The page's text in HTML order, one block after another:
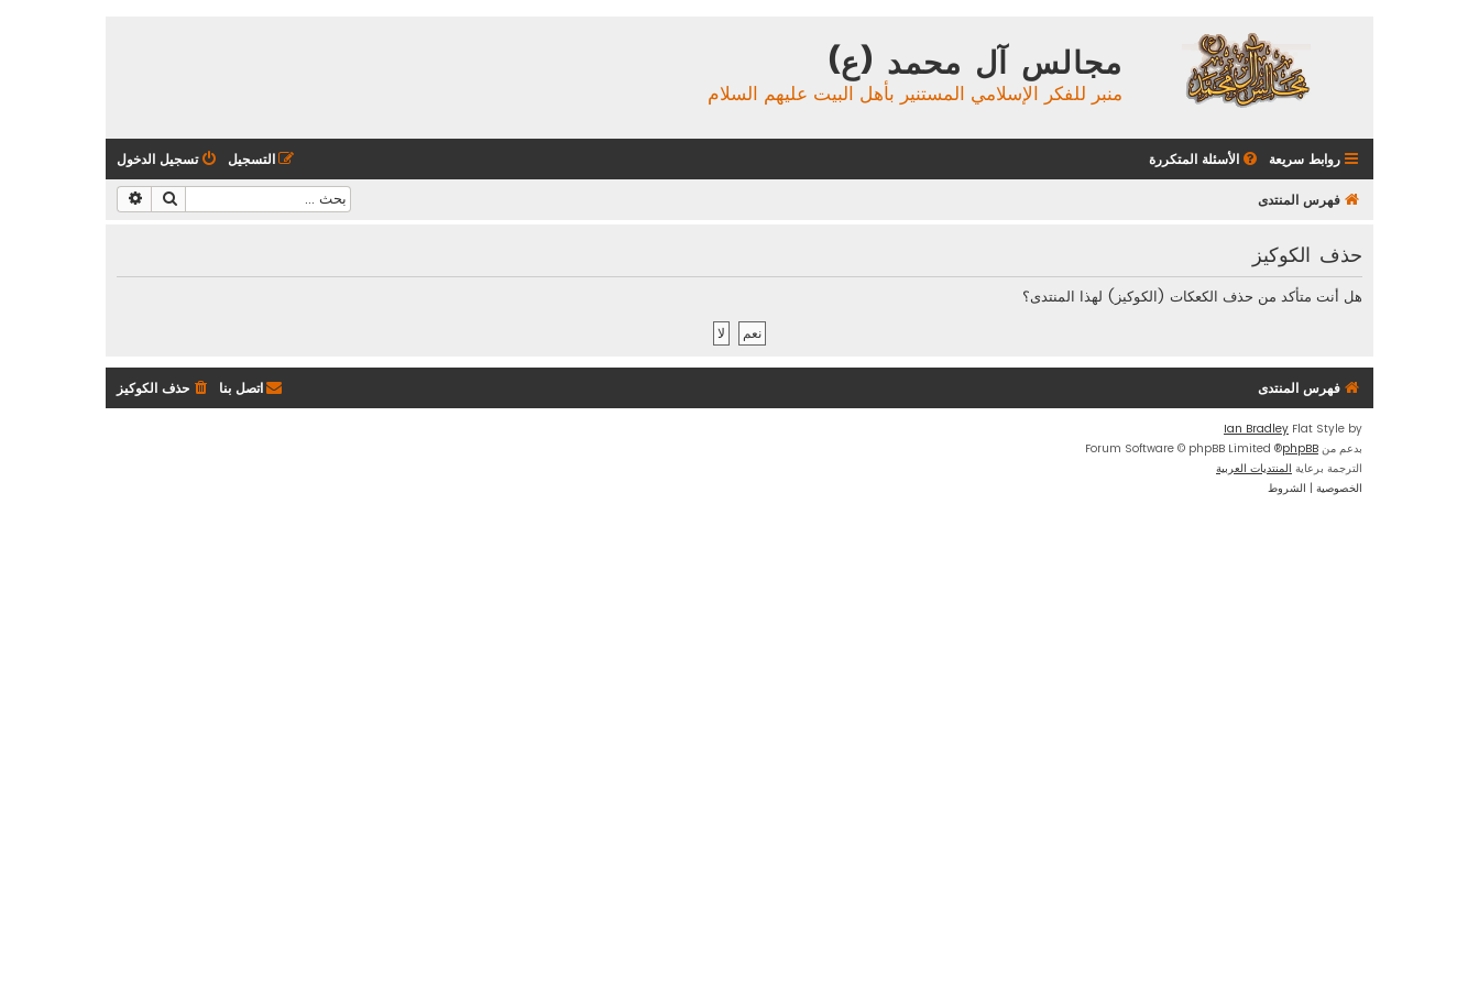
مجالس آل محمد (ع)
منبر للفكر الإسلامي المستنير بأهل البيت عليهم السلام
روابط سريعة الأسئلة المتكررة تسجيل الدخول التسجيل
فهرس المنتدى بحث
حذف الكوكيز
هل أنت متأكد من حذف الكعكات (الكوكيز) لهذا المنتدى؟
فهرس المنتدى حذف الكوكيز اتصل بنا
Flat Style by
Ian Bradley
بدعم من phpBB
® Forum Software © phpBB Limited
الترجمة برعاية المنتديات العربية
الخصوصية | الشروط